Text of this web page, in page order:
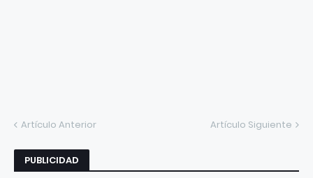
Artículo Anterior Artículo Siguiente
PUBLICIDAD